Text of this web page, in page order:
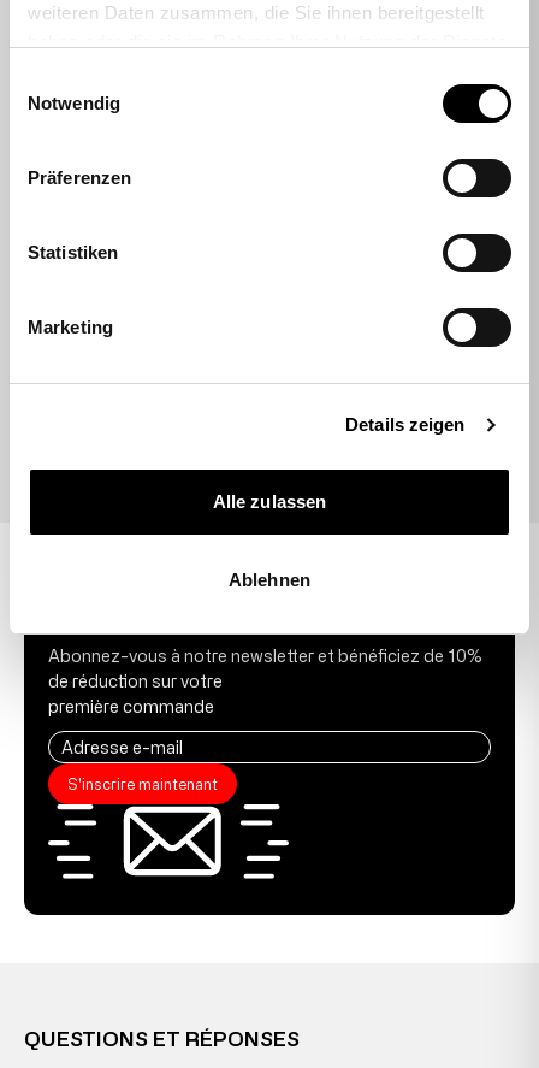
weiteren Daten zusammen, die Sie ihnen bereitgestellt
Notwendig
Präferenzen
Statistiken
Marketing
Details zeigen
Alle zulassen
Ablehnen
Fortement recommandé
Note moyenne : 4,7 étoiles
Kunden Support top, super schnell und
vergessen, konnte nachträglich ohne…
Abonnez-vous à notre newsletter et bénéficiez de 10%
de réduction sur votre
première commande
S'inscrire maintenant
QUESTIONS ET RÉPONSES